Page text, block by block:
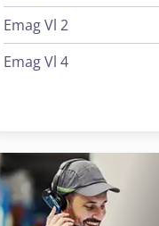
Emag Vl 2
Emag Vl 4
Haas Tl-2
Haas Vf-2